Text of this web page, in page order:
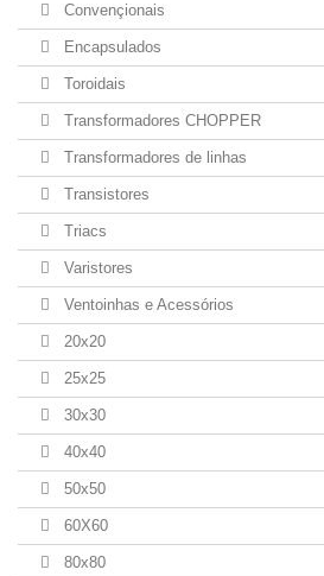
Convençionais
Encapsulados
Toroidais
Transformadores CHOPPER
Transformadores de linhas
Transistores
Triacs
Varistores
Ventoinhas e Acessórios
20x20
25x25
30x30
40x40
50x50
60X60
80x80